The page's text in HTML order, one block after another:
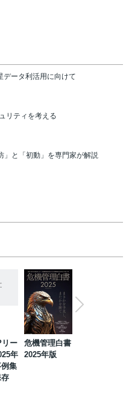
データ利活用に向けて
リティを考える
」と「初動」を専門家が解説
リー
年
例集
存
危機管理白書
2025年版